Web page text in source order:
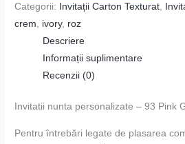
Categorii: Invitații Carton Texturat
crem
ivory, roz
Descriere
Informații suplimentare
Recenzii (0)
Invitatii nunta personalizate – 93 Pink
Pentru întrebări legate de plasarea